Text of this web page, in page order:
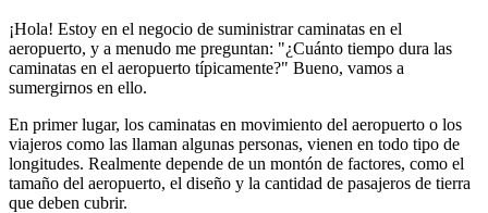
¡Hola! Estoy en el negocio de suministrar caminatas en el
aeropuerto, y a menudo me preguntan: "¿Cuánto tiempo dura las
caminatas en el aeropuerto típicamente?" Bueno, vamos a
sumergirnos en ello.
En primer lugar, los caminatas en movimiento del aeropuerto o los
viajeros como las llaman algunas personas, vienen en todo tipo de
longitudes. Realmente depende de un montón de factores, como el
tamaño del aeropuerto, el diseño y la cantidad de pasajeros de tierra
que deben cubrir.